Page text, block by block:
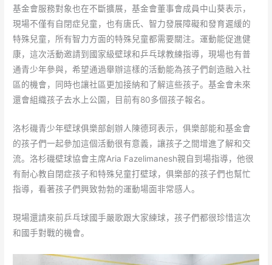
基金會服務對象也在不斷擴展，基金會董事會成員中山葵表示，
現場不僅有自閉症兒童，也有唐氏、智力發展障礙和發育遲緩的
特殊兒童，所有智力方面的特殊兒童都需要關注。運動能促進健
康，這次活動邀請到國家級壁球和乒乓球教練指導，現場也有普
通青少年參與，希望通過舉辦這樣的活動能為孩子們創造融入社
區的機會，同時也讓社區更加接納和了解這些孩子。基金會未來
還會組織孩子去水上公園，目前有80多個孩子報名。
洛杉磯青少年壁球俱樂部創辦人陳德珂表示，俱樂部能和基金會
的孩子們一起參加這個活動很有意義，讓孩子之間增進了解和交
流。洛杉磯壁球協會主席Aria Fazelimanesh親自到場指導，他很
有耐心教自閉症孩子和特殊兒童打壁球，俱樂部的孩子們也幫忙
指導，看著孩子們興致勃勃的運動場面非常感人。
現場還請來前乒乓球國手嚴歌跟大家練球，孩子們都很珍惜這次
和國手對戰的機會。